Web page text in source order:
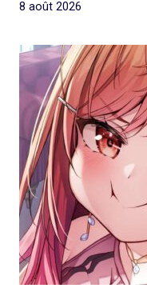
8 août 2026